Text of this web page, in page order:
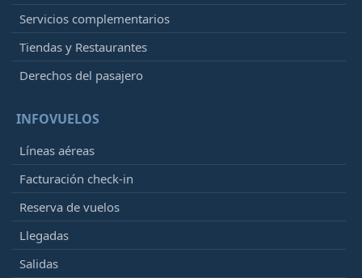
Servicios complementarios
Tiendas y Restaurantes
Derechos del pasajero
INFOVUELOS
Líneas aéreas
Facturación check-in
Reserva de vuelos
Llegadas
Salidas